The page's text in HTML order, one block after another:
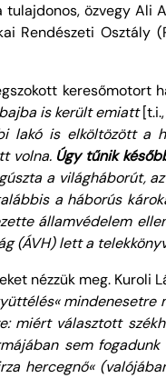
özvegy Ali
Osztály
keresőmotort
is került emiatt
lakó is elköltözött a
volna. Úgy tűnik
a világháborút,
a háborús
államvédelem
(ÁVH) lett a
nézzük meg. Kuroli
mindenesetre
miért választott
sem
hercegnő«